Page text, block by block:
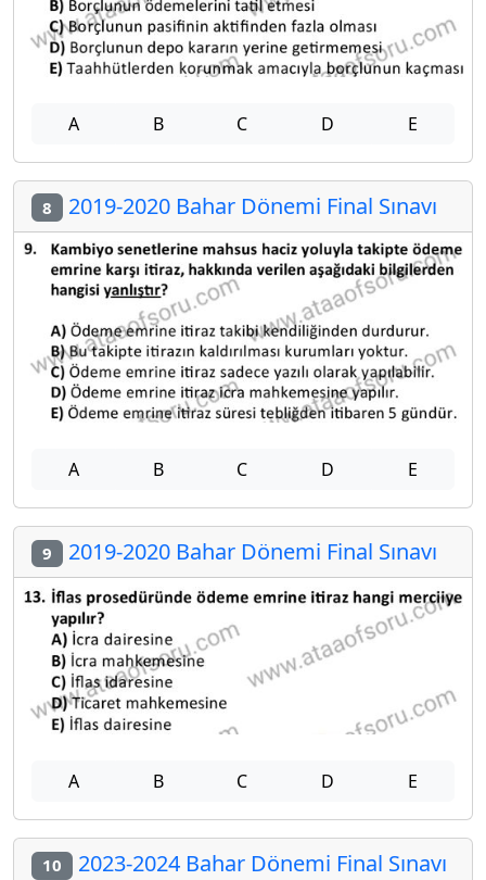
A B C D E
8 2019-2020 Bahar Dönemi Final Sınavı
A B C D E
9 2019-2020 Bahar Dönemi Final Sınavı
A B C D E
10 2023-2024 Bahar Dönemi Final Sınavı